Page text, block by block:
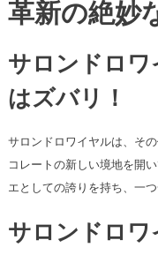
革新の絶妙
サロンドロワ
はズバリ！
サロンドロワイヤルは、そ
コレートの新しい境地を開
エとしての誇りを持ち、一
サロンドロ